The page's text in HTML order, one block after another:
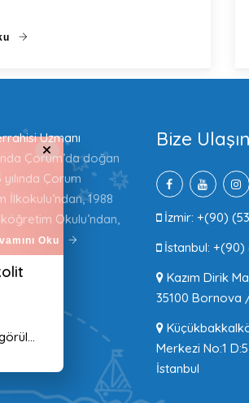
×
Uzmanı
Çorum’da doğan
Çorum
İlkokulu’ndan, 1988
Okulu’ndan,
Oku
Bize Ulaşın
İzmir: +(90)
İstanbul: +(90)
Kazım Dirik
35100 Bornova
Merkezi No:1
İstanbul